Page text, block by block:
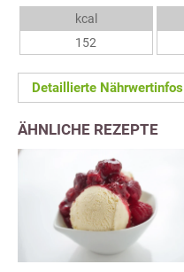
kcal
152
Detaillierte Nährwertinfos
ÄHNLICHE REZEPTE